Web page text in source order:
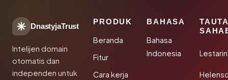
DnastyjaTrust
Intelijen domain
otomatis dan
independen untuk
PRODUK
Beranda
Fitur
Cara kerja
BAHASA
Bahasa
Indonesia